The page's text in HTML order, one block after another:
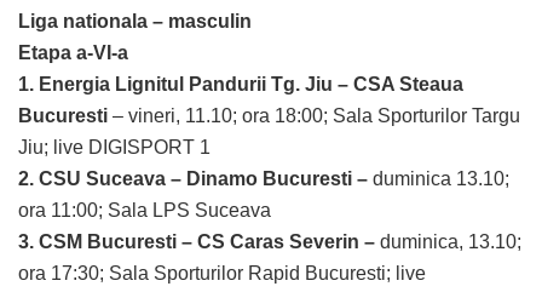
Liga nationala – masculin
Etapa a-VI-a
1. Energia Lignitul Pandurii Tg. Jiu – CSA Steaua
Bucuresti – vineri, 11.10; ora 18:00; Sala Sporturilor Targu
Jiu; live DIGISPORT 1
2. CSU Suceava – Dinamo Bucuresti – duminica 13.10;
ora 11:00; Sala LPS Suceava
3. CSM Bucuresti – CS Caras Severin – duminica, 13.10;
ora 17:30; Sala Sporturilor Rapid Bucuresti; live